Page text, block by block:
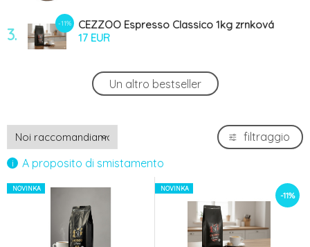
3.
-11%
CEZZOO Espresso Classico 1kg zrnková
káva
17 EUR
CEZZOO Aroma GOLD 1kg zrnková káva
17.99 EUR
5.
Ristora Čokoláda 1kg
11.4 EUR
Un altro bestseller
A proposito di smistamento
filtraggio
NOVINKA NOVINKA
-11%